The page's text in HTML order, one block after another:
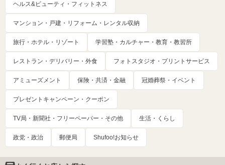
ヘルス&ビューティ・フィットネス
マンション・戸建・リフォーム・レンタル収納
旅行・ホテル・リゾート 学習塾・カルチャー・教育・教習所
レストラン・デリバリー・外食 フォトスタジオ・プリントサービス
アミューズメント 保険・共済・金融 冠婚葬祭・イベント
プレゼントキャンペーン・クーポン
TV局・新聞社・フリーペーパー・その他 生活・くらし
政党・政治 郵便局 Shufoo!お知らせ